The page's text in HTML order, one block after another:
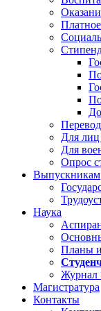
Для
Для
Опрос
Выпускникам
Наука
Планы
Журнал
Магистратура
Контакты